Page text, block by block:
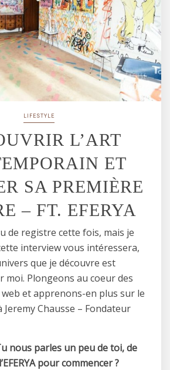
LIFESTYLE
L’ART
ET
SA PREMIÈRE
– FT. EFERYA
de registre cette fois, mais je
interview vous intéressera,
que je découvre est
moi. Plongeons au coeur des
web et apprenons-en plus sur le
Chausse – Fondateur
nous parles un peu de toi, de
pour commencer ?